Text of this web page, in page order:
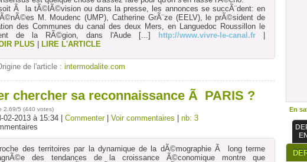
Ã la tÃ©lÃ©vision ou dans la presse, les annonces se succÃ¨dent: en
M. Moudenc (UMP), Catherine GrÃ¨ze (EELV), le prÃ©sident de
des Communes du canal des deux Mers, en Languedoc Roussillon le
de la RÃ©gion, dans l'Aude [...] http://www.vivre-le-canal.fr
PLUS
LIRE L'ARTICLE
de l'article : intermodalite.com
chercher sa reconnaissance Ã PARIS ?
2.69/5 (440 votes)
02-2013 à 15:34 | Commenter| Voir commentaires nb: 3
des territoires par la dynamique de la dÃ©mographie Ã long terme
des tendances de la croissance Ã©conomique montre que
En